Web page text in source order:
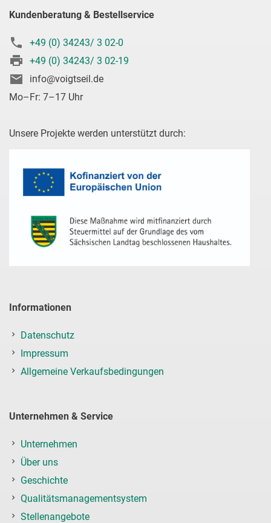
Kundenberatung & Bestellservice
+49 (0) 34243/ 3 02-0
+49 (0) 34243/ 3 02-19
info@voigtseil.de
Mo–Fr: 7–17 Uhr
Unsere Projekte werden unterstützt durch:
Informationen
Datenschutz
Impressum
Allgemeine Verkaufsbedingungen
Unternehmen & Service
Unternehmen
Über uns
Geschichte
Qualitätsmanagementsystem
Stellenangebote